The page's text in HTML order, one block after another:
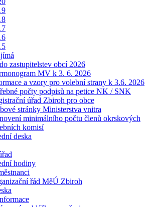
zastupitelstev obcí 2026
MV k 3. 6. 2026
a vzory pro volební strany k 3.6. 2026
počty podpisů na petice NK / SNK
úřad Zbiroh pro obce
stránky Ministerstva vnitra
minimálního počtu členů okrskových
komisí
deska
hodiny
řád MěÚ Zbiroh